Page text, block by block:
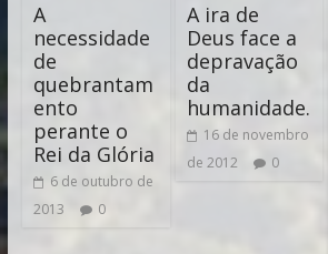
A
necessidade
de
quebrantam
ento
perante o
Rei da Glória
6 de outubro de
2013
0
A ira de
Deus face a
depravação
da
humanidade.
16 de novembro
de 2012
0